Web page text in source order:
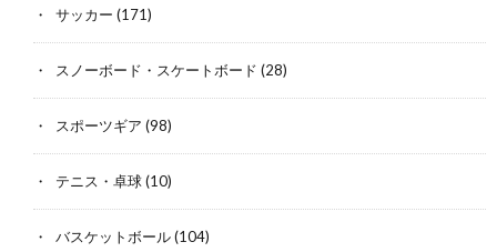
サッカー (171)
スノーボード・スケートボード (28)
スポーツギア (98)
テニス・卓球(10)
バスケットボール(104)